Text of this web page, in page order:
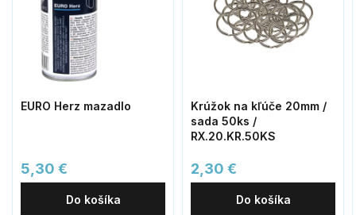
EURO Herz mazadlo
5,30 €
Do košíka
Krúžok na kľúče 20mm /
sada 50ks /
RX.20.KR.50KS
2,30 €
Do košíka